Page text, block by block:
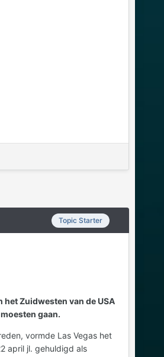
Topic Starter
Zuidwesten van de USA
gaan.
vormde Las Vegas het
april jl. gehuldigd als